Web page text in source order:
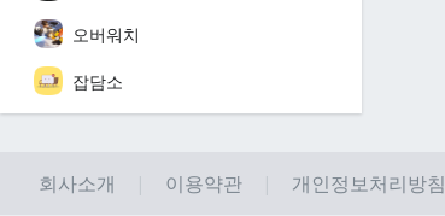
오버워치
잡담소
회사소개 이용약관 개인정보처리방침